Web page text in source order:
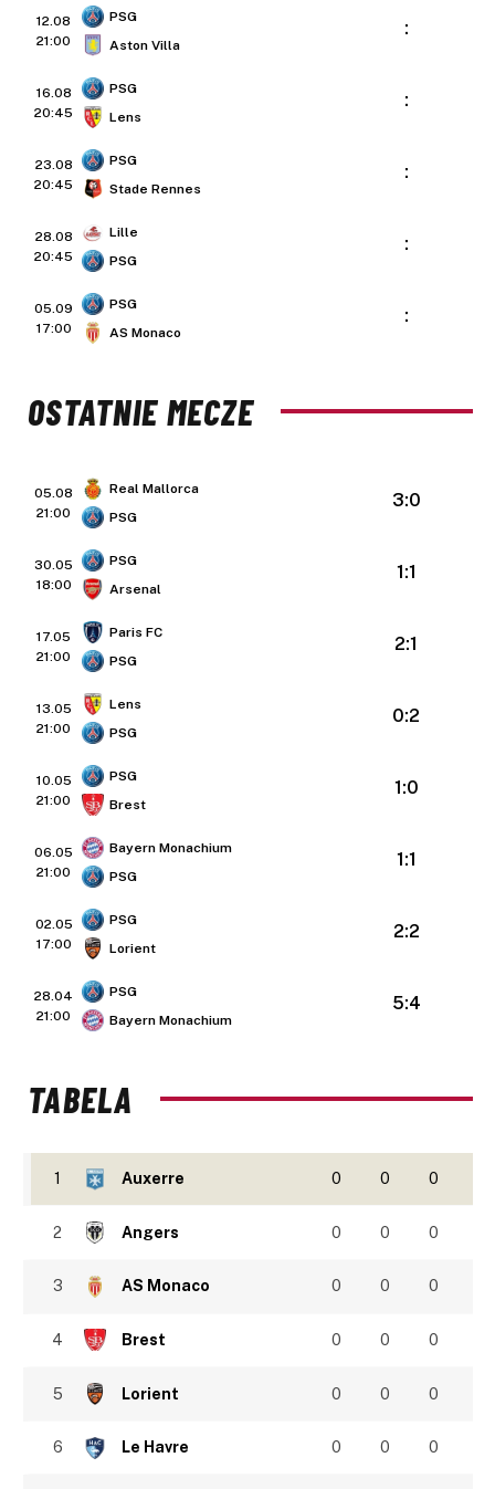
12.08
21:00
PSG
Aston Villa
:
16.08
20:45
PSG
Lens
:
23.08
20:45
PSG
Stade Rennes
:
28.08
20:45
Lille
PSG
:
05.09
17:00
PSG
AS Monaco
:
OSTATNIE MECZE
05.08
21:00
Real Mallorca
PSG
3:0
30.05
18:00
PSG
Arsenal
1:1
17.05
21:00
Paris FC
PSG
2:1
13.05
21:00
Lens
PSG
0:2
10.05
21:00
PSG
Brest
1:0
06.05
21:00
Bayern Monachium
PSG
1:1
02.05
17:00
PSG
Lorient
2:2
28.04
21:00
PSG
Bayern Monachium
5:4
TABELA
1 Auxerre 0 0 0
2 Angers 0 0 0
3 AS Monaco 0 0 0
4 Brest 0 0 0
5 Lorient 0 0 0
6 Le Havre 0 0 0